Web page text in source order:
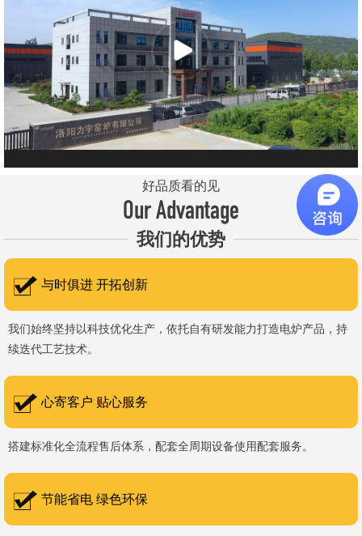
元件、高温窑具等。 历经二十余年市场积累，公司产品质量稳
定、性能可靠，应用场景覆盖高校、科研院所、工矿企业等领域，服
务于粉末、冶金、电子、煤炭、医药、陶瓷、玻璃、铝业、汽车、特
种新材料、耐火材料、新能源、航天航空、化工、金属烧结及金属热
处理等行业，产品覆盖国内多省市，并出口至海外多个国家和地
区。 近年来，公司通过理念更新、体制机制优化与科技创新，于
稳步增长，国内市场份额稳步提升，并获得质量诚信AAA 级企业荣
誉证书。 在产品技术方面，公司坚持精益求精、持续创新，自主
研发LYL系列节能精密型智能化电炉、窑炉产品，多项产品通过相关
权威认证。产品具备升温快、节能效果显著、温控精准、智能自动化
程度高、运行稳定、保温性能优良、全程电脑控制、可编程自动升降
盟CE认证。 公司凭借技术积累与产品优势，获得多项官方资质
认定：高新 技术企业、科技型中小企业、洛阳市企业研发中心（证
书编号：202207080）、河南省专精特新企业。 我们坚持以
科技促生产，以质量创品牌，以品牌创市场的战略发展，实现科学化
国内外新老客户前来参观洽谈，让我们携手，合作共赢，共创新未
来！洛阳新安工厂视频洛阳高新工厂视频
好品质看的见
Our Advantage
我们的优势
与时俱进 开拓创新
我们始终坚持以科技优化生产，依托自有研发能力打造电炉产品，持
续迭代工艺技术。
心寄客户 贴心服务
搭建标准化全流程售后体系，配套全周期设备使用配套服务。
节能省电 绿色环保